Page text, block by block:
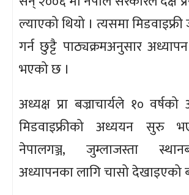
ल्याएको थियो । त्यसमा
गर्न छुट्टै पाठ्यक्रमअनुसार
भएको छ ।
अध्यक्ष प्रा बज्राचार्यले १०
मिडवाइफ्रीको अध्ययन सुरु
नेपालगञ्ज, जुम्लाजस्ता
अध्यापनका लागि चासो देखाइएको